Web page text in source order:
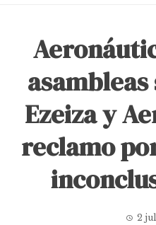
Ezeiza y
reclamo
2